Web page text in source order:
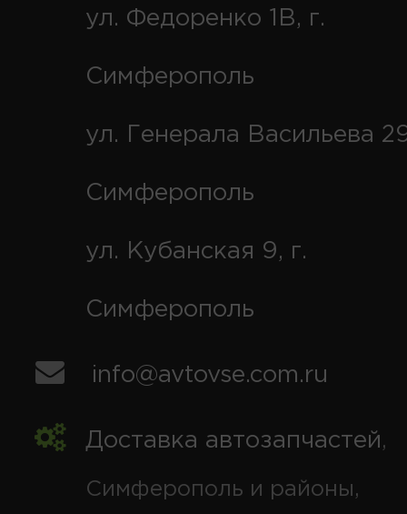
ул. Федоренко 1В, г.
Симферополь
ул. Генерала Васильева
Симферополь
ул. Кубанская 9, г.
Симферополь
info@avtovse.com.ru
Доставка автозапчастей,
Симферополь и районы,